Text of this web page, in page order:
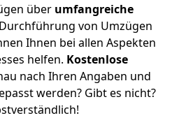
über umfangreiche
von Umzügen
Ihnen bei allen Aspekten
helfen. Kostenlose
nach Ihren Angaben und
werden? Gibt es nicht?